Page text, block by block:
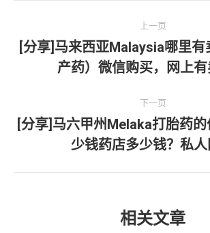
章
上一页
一
[分享]马来西亚Malaysia哪里有
产药）微信购买，网上
下一页
下
一
文
[分享]马六甲州Melaka打胎药
少钱药店多少钱？私
相关文章